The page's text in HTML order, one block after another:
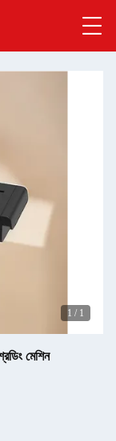
1 / 1
মেশিন